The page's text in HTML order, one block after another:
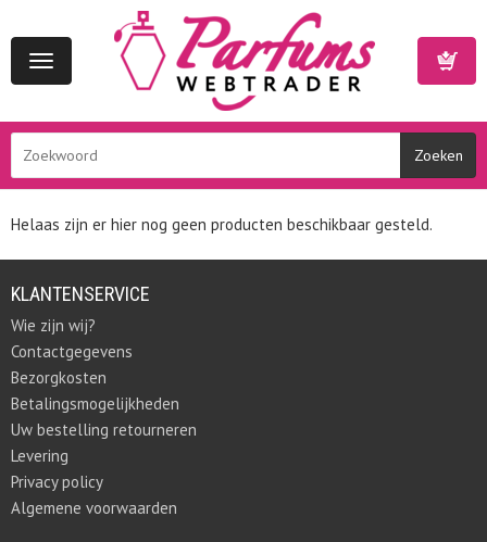
Toggle
navigation
Helaas zijn er hier nog geen producten beschikbaar gesteld.
KLANTENSERVICE
Wie zijn wij?
Contactgegevens
Bezorgkosten
Betalingsmogelijkheden
Uw bestelling retourneren
Levering
Privacy policy
Algemene voorwaarden